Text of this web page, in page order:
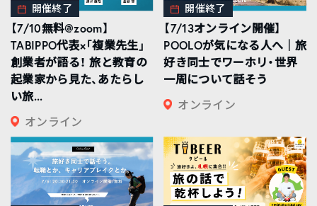
開催終了
【7/10無料@zoom】
TABIPPO代表×「複業先生」
創業者が語る！ 旅と教育の
起業家から見た、あたらし
い旅...
オンライン
開催終了
【7/13オンライン開催】
POOLOが気になる人へ｜旅
好き同士でワーホリ・世界
一周について話そう
オンライン